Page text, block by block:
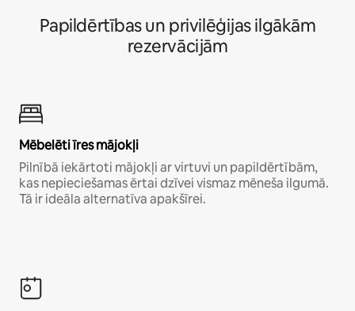
Papildērtības un privilēģijas ilgākām
rezervācijām
Mēbelēti īres mājokļi
Pilnībā iekārtoti mājokļi ar virtuvi un papildērtībām,
kas nepieciešamas ērtai dzīvei vismaz mēneša ilgumā.
Tā ir ideāla alternatīva apakšīrei.